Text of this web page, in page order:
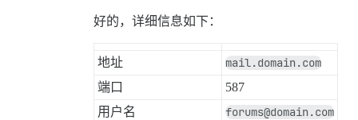
好的，详细信息如下：
地址 mail.domain.com
端口
587
用户名
forums@domain.com